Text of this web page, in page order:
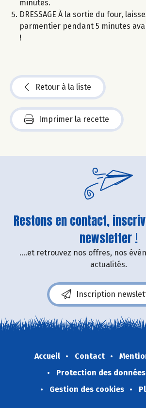
minutes.
DRESSAGE À la sortie du four,
parmentier pendant 5 minutes
!
Retour à la liste
Imprimer la recette
Restons en contact,
newsletter !
....et retrouvez nos offres, nos
actualités.
Inscription
Accueil Contact
Protection des données
Gestion des cookies